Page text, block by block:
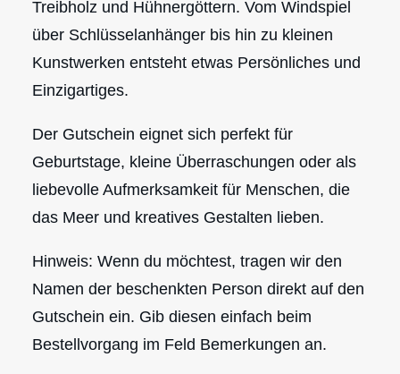
Treibholz und Hühnergöttern. Vom Windspiel
über Schlüsselanhänger bis hin zu kleinen
Kunstwerken entsteht etwas Persönliches und
Einzigartiges.
Der Gutschein eignet sich perfekt für
Geburtstage, kleine Überraschungen oder als
liebevolle Aufmerksamkeit für Menschen, die
das Meer und kreatives Gestalten lieben.
Hinweis: Wenn du möchtest, tragen wir den
Namen der beschenkten Person direkt auf den
Gutschein ein. Gib diesen einfach beim
Bestellvorgang im Feld Bemerkungen an.